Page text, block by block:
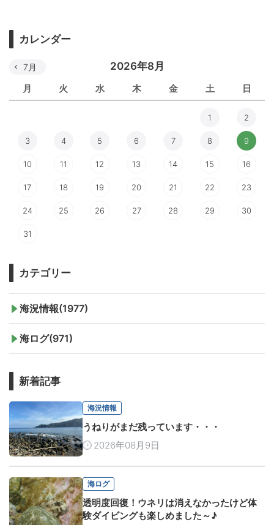
カレンダー
2026年8月
月 火 水 木 金 土 日
7月
1 2
3 4 5 6 7 8 9
10 11 12 13 14 15 16
17 18 19 20 21 22 23
24 25 26 27 28 29 30
31
カテゴリー
海況情報(1977)
海ログ(971)
新着記事
海況情報
うねりがまだ残っています・・・
2026年08月9日
海ログ
透明度回復！ウネリは消えなかったけど体
験ダイビングも楽しめました～♪